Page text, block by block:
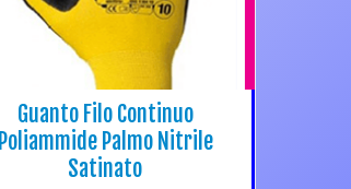
Guanto Filo Continuo
Poliammide Palmo Nitrile
Satinato